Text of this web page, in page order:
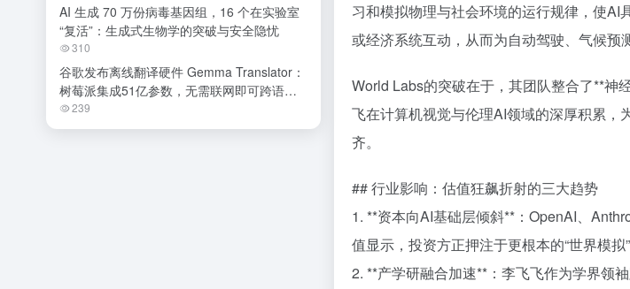
习和模拟物理与社会环境的运行规律，使
或经济系统互动，从而为自动驾驶、气候预
World Labs的突破在于，其团队整合了**神
飞在计算机视觉与伦理AI领域的深厚积累
齐。
## 行业影响：估值狂飙折射的三大趋势
1. **资本向AI基础层倾斜**：OpenAI、
值显示，投资方正押注于更根本的“世界模拟
2. **产学研融合加速**：李飞飞作为学界领
AI 生成 70 万份病毒基因组，16 个在实验室
“复活”：生成式生物学的突破与安全隐忧
310
谷歌发布离线翻译硬件 Gemma Translator：
树莓派集成51亿参数，无需联网即可跨语种
交流
239